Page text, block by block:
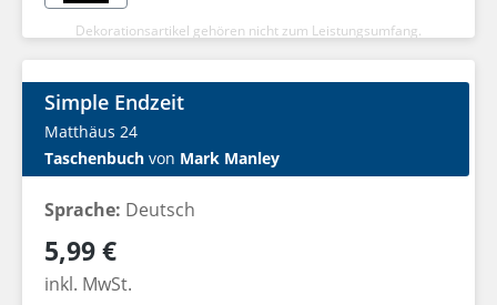
Dekorationsartikel gehören nicht zum Leistungsumfang.
Simple Endzeit
Matthäus 24
Taschenbuch von Mark Manley
Sprache: Deutsch
Regulärer Preis:
5,99 €
inkl. MwSt.